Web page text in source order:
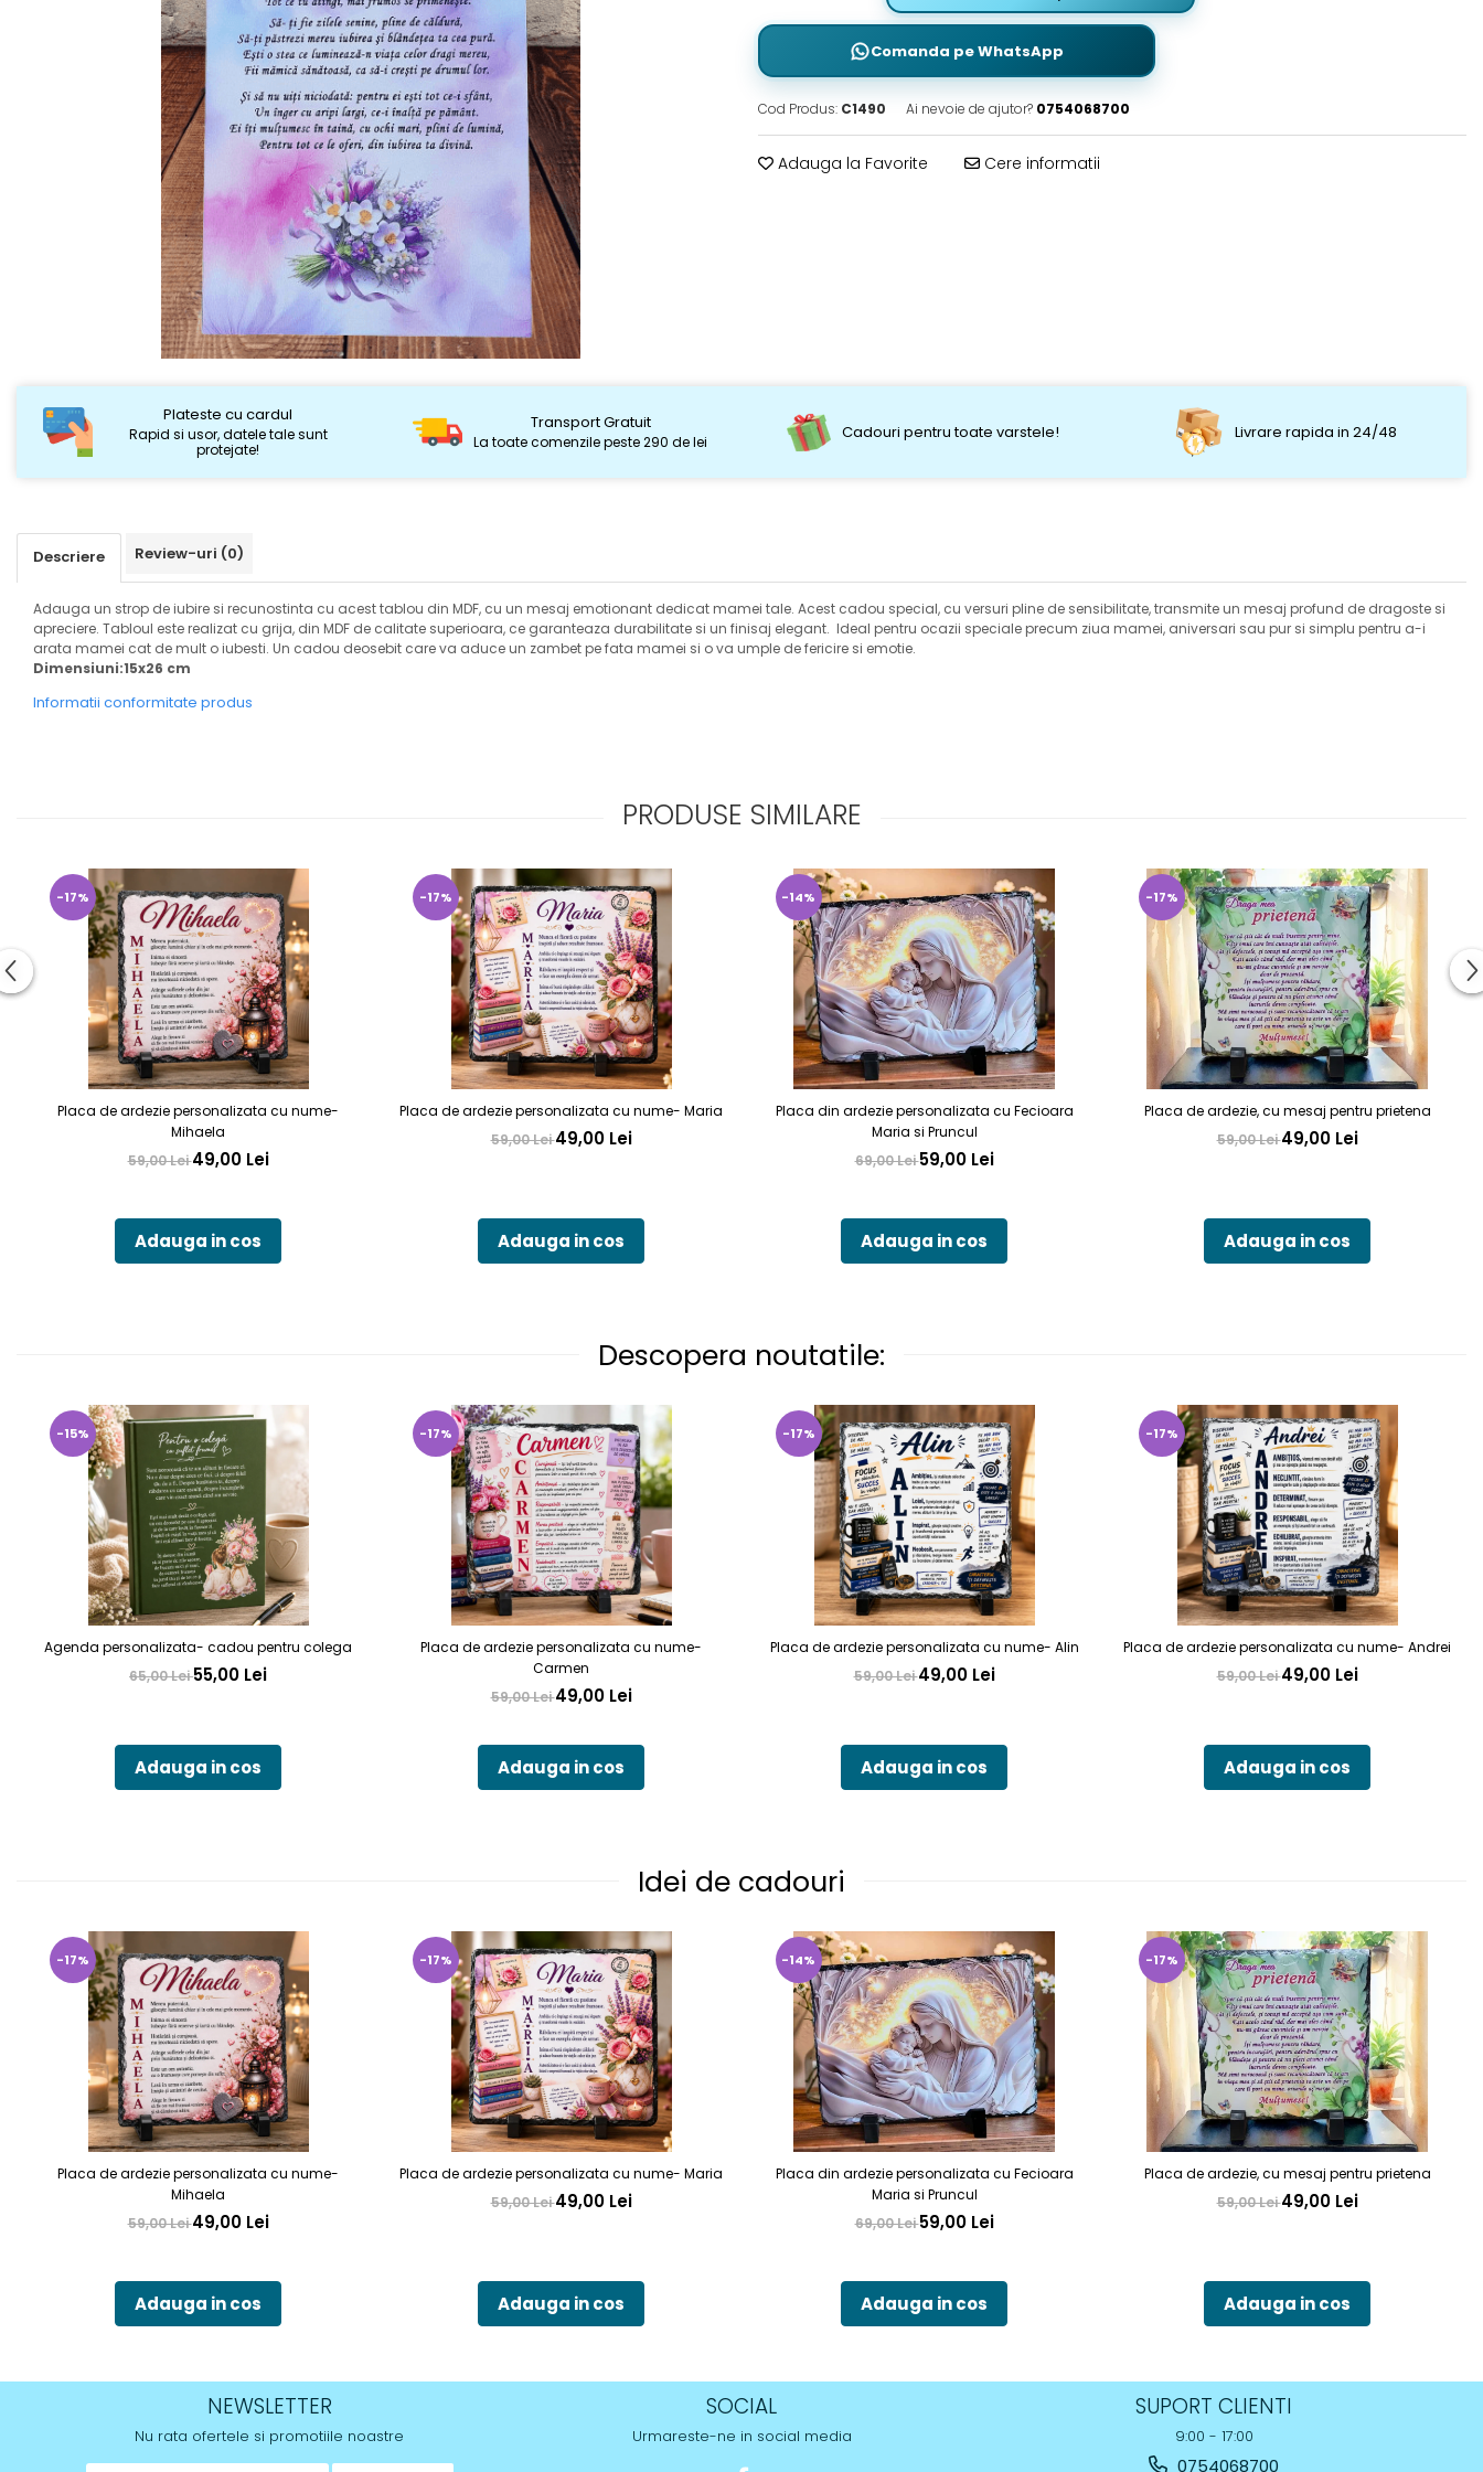
Comanda pe WhatsApp
Cod Produs: C1490 Ai nevoie de ajutor? 0754068700
Adauga la Favorite Cere informatii
Plateste cu cardul
Rapid si usor, datele tale sunt
protejate!
Transport Gratuit
La toate comenzile peste 290 de lei Cadouri pentru toate varstele! Livrare rapida in 24/48
Descriere Review-uri (0)
Adauga un strop de iubire si recunostinta cu acest tablou din MDF, cu un mesaj emotionant dedicat mamei tale. Acest cadou special, cu versuri pline de sensibilitate, transmite un mesaj profund de dragoste si
apreciere. Tabloul este realizat cu grija, din MDF de calitate superioara, ce garanteaza durabilitate si un finisaj elegant. Ideal pentru ocazii speciale precum ziua mamei, aniversari sau pur si simplu pentru a-i
arata mamei cat de mult o iubesti. Un cadou deosebit care va aduce un zambet pe fata mamei si o va umple de fericire si emotie.
Dimensiuni:15x26 cm
Informatii conformitate produs
PRODUSE SIMILARE
-17%
Placa de ardezie personalizata cu nume-
Mihaela
59,00 Lei49,00 Lei
Adauga in cos
-17%
Placa de ardezie personalizata cu nume- Maria
59,00 Lei49,00 Lei
Adauga in cos
-14%
Placa din ardezie personalizata cu Fecioara
Maria si Pruncul
69,00 Lei59,00 Lei
Adauga in cos
-17%
Placa de ardezie, cu mesaj pentru prietena
59,00 Lei49,00 Lei
Adauga in cos
Descopera noutatile:
-15%
Agenda personalizata- cadou pentru colega
65,00 Lei55,00 Lei
Adauga in cos
-17%
Placa de ardezie personalizata cu nume-
Carmen
59,00 Lei49,00 Lei
Adauga in cos
-17%
Placa de ardezie personalizata cu nume- Alin
59,00 Lei49,00 Lei
Adauga in cos
-17%
Placa de ardezie personalizata cu nume- Andrei
59,00 Lei49,00 Lei
Adauga in cos
Idei de cadouri
-17%
Placa de ardezie personalizata cu nume-
Mihaela
59,00 Lei49,00 Lei
Adauga in cos
-17%
Placa de ardezie personalizata cu nume- Maria
59,00 Lei49,00 Lei
Adauga in cos
-14%
Placa din ardezie personalizata cu Fecioara
Maria si Pruncul
69,00 Lei59,00 Lei
Adauga in cos
-17%
Placa de ardezie, cu mesaj pentru prietena
59,00 Lei49,00 Lei
Adauga in cos
NEWSLETTER
Nu rata ofertele si promotiile noastre
SOCIAL
Urmareste-ne in social media
SUPORT CLIENTI
9:00 - 17:00
0754068700